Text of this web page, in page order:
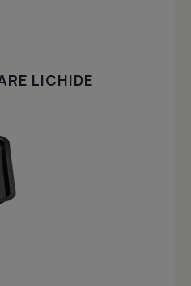
LICHIDE